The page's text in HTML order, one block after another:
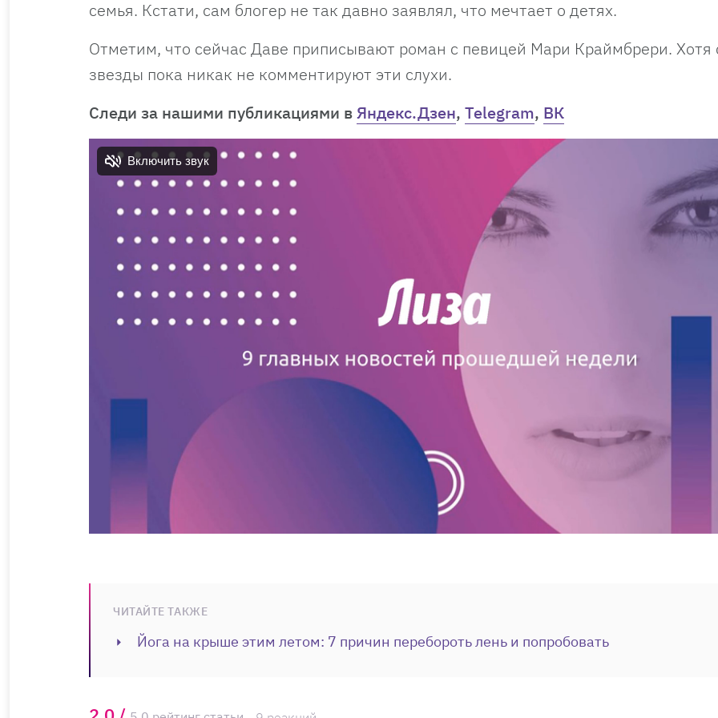
семья. Кстати, сам блогер не так давно заявлял, что мечтает о детях.
Отметим, что сейчас Даве приписывают роман с певицей Мари Краймбрери. Хотя
звезды пока никак не комментируют эти слухи.
Cледи за нашими публикациями вЯндекс.Дзен, Telegram, ВК
ЧИТАЙТЕ ТАКЖЕ
Йога на крыше этим летом: 7 причин перебороть лень и попробовать